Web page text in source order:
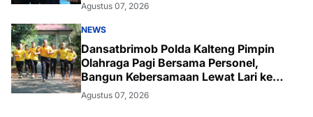
Agustus 07, 2026
NEWS
Dansatbrimob Polda Kalteng Pimpin
Olahraga Pagi Bersama Personel,
Bangun Kebersamaan Lewat Lari ke
Bukit Baranahu
Agustus 07, 2026